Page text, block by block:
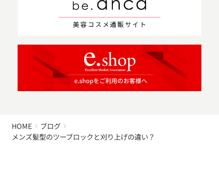
HOME
ブログ
メンズ髪型のツーブロックと刈り上げの違い？